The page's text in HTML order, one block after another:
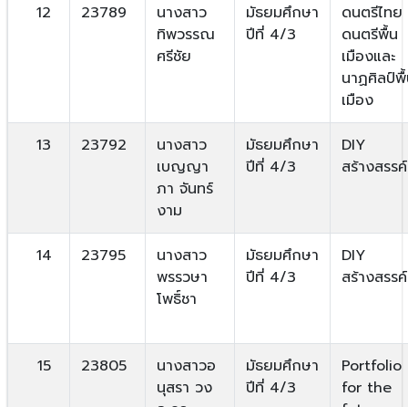
12 23789
นางสาว
ทิพวรรณ
ศรีชัย
มัธยมศึกษา
ปีที่ 4/3
ดนตรีไทย
ดนตรีพื้น
เมืองและ
นาฏศิลป์
เมือง
13 23792
นางสาว
เบญญา
ภา จันทร์
งาม
มัธยมศึกษา
ปีที่ 4/3
DIY
สร้างสรรค์
14 23795
นางสาว
พรรวษา
โพธิ์ชา
มัธยมศึกษา
ปีที่ 4/3
DIY
สร้างสรรค์
15 23805
นางสาวอ
นุสรา วง
มัธยมศึกษา
ปีที่ 4/3
Portfolio
for the